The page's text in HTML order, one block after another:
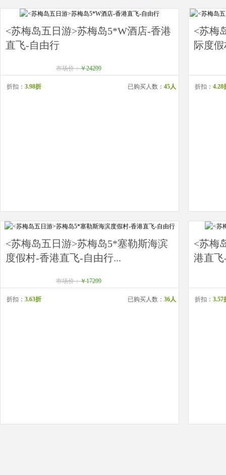
<苏梅岛五日游>苏梅岛5*W酒店-香港
直飞-自由行
市场价：￥24299
折扣： 3.98折 已购买人数： 45人
<苏梅
际度
折扣： 4.28
<苏梅岛五日游>苏梅岛5*塞勒斯海滨
度假村-香港直飞-自由行...
市场价：￥17299
折扣： 3.63折 已购买人数： 36人
<苏梅
港直
折扣： 3.57